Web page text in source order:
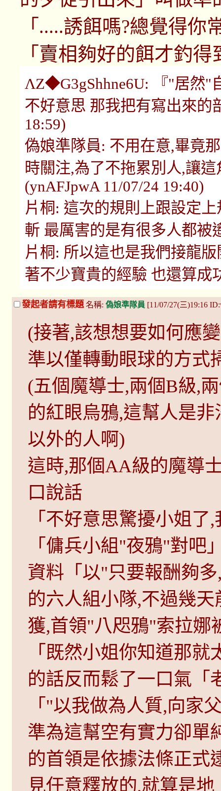
「.....誘餌嗎?總覺得
「賣相夠好的餌才釣得
ΛΖ◆G3gShhne6U: 『"居然"
不好意思 那我把有寫出來的
18:59)
偽娘準隊員: 不用在意,畢竟
時關注,為了不拖累別人,讓
(ynAFJpwA 11/07/24 19:40)
片桐: 這次的規則上跟設定
斬 最厲害的是有很多人都被
片桐: 所以這也是我們接龍
著不少寶貴的經驗 也還算成
發起者請有標題 名稱: 偽娘準隊員 [11/07/27(三)19:16
(接著,該想想要如何應
準以僅轉動眼球的方式
(五個魔導士,兩個B級,
的紅眼烏鴉,這幫人是
以外的人啊)
這時,那個AA級的魔導
口說話
「不好意思驚擾小姐了
「傭兵小組"夜鴉"對吧
資料「以"只要報酬夠
的六人組小隊,不過幾
獲,首領"八咫鴉"索拉娜
「既然小姐你知道那
的話反而鬆了一口氣「
「"以我做為人質,向家
準為這幫空有實力卻單
的首領是依據法條正式
見任意釋放的,就算是